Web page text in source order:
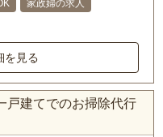
家政婦の求人
を見る
戸建てでのお掃除代行